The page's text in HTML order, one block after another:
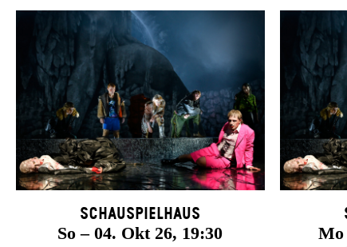
Schauspielhaus
So – 04. Okt 26, 19:30 Mo